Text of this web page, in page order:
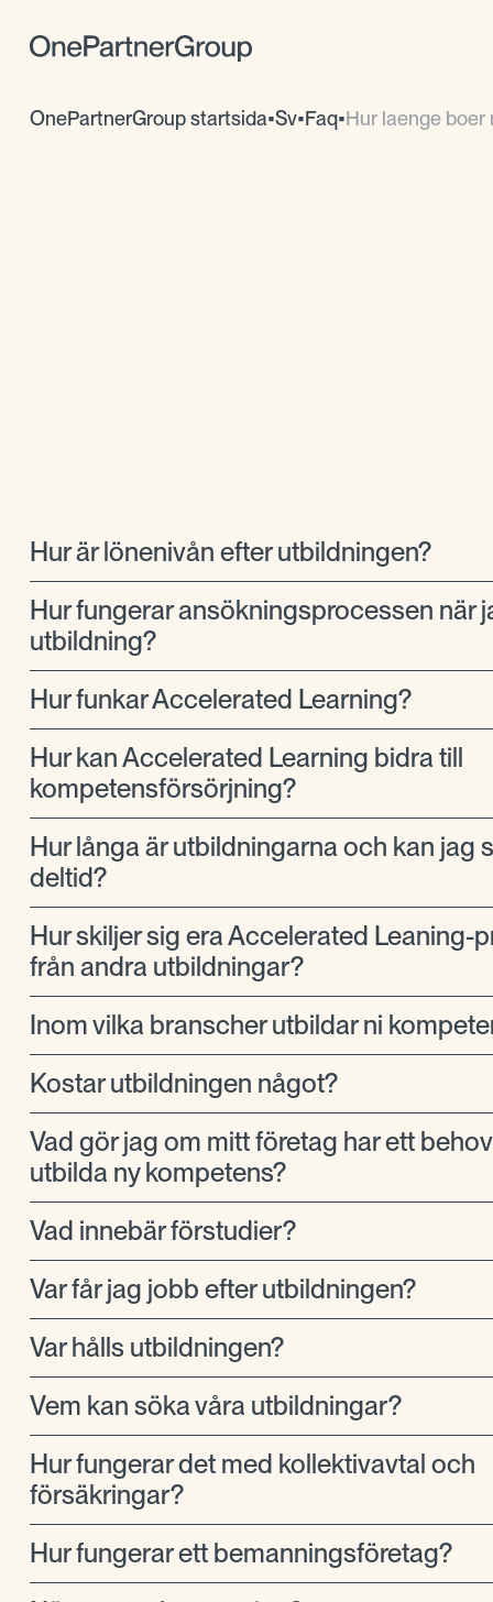
OnePartnerGroup startsida•Sv•Faq•Hur laenge boer
Hur är lönenivån efter utbildningen?
Hur fungerar ansökningsprocessen när
utbildning?
Hur funkar Accelerated Learning?
Hur kan Accelerated Learning bidra till
kompetensförsörjning?
Hur långa är utbildningarna och kan jag
deltid?
Hur skiljer sig era Accelerated Leaning-
från andra utbildningar?
Inom vilka branscher utbildar ni
Kostar utbildningen något?
Vad gör jag om mitt företag har ett
utbilda ny kompetens?
Vad innebär förstudier?
Var får jag jobb efter utbildningen?
Var hålls utbildningen?
Vem kan söka våra utbildningar?
Hur fungerar det med kollektivavtal och
försäkringar?
Hur fungerar ett bemanningsföretag?